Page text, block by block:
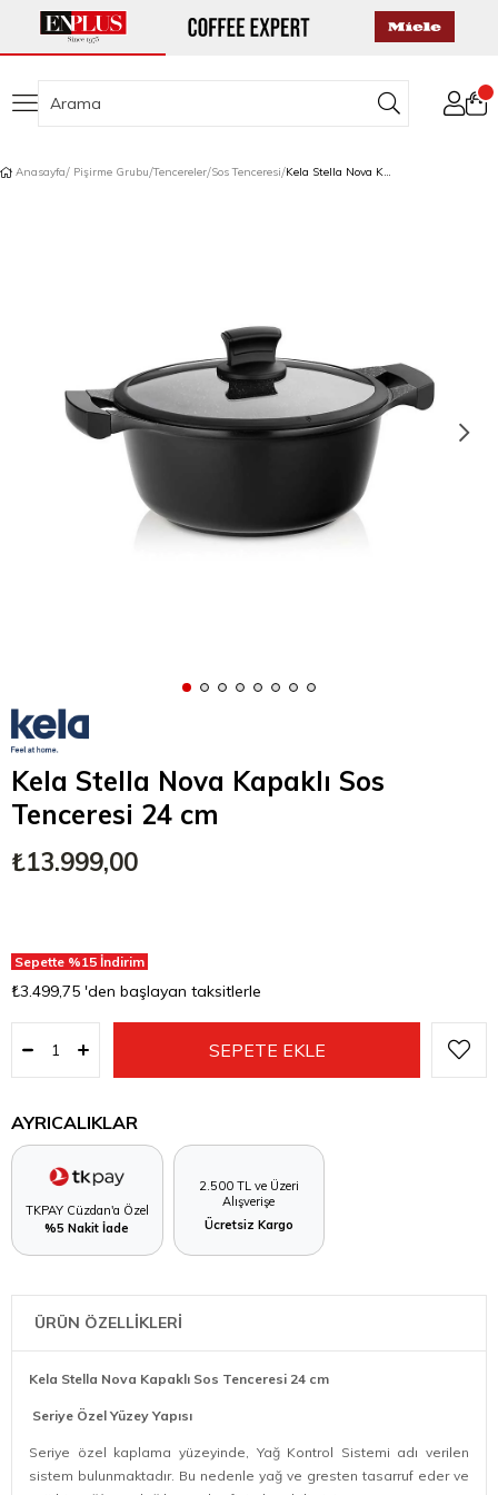
Anasayfa Pişirme Grubu Tencereler Sos Tenceresi Kela Stella Nova Kapaklı Sos Tenceresi 24 cm
Kela Stella Nova Kapaklı Sos
Tenceresi 24 cm
₺13.999,00
Sepette %15 İndirim
₺3.499,75 'den başlayan taksitlerle
AYRICALIKLAR
TKPAY Cüzdan'a Özel
%5 Nakit İade
2.500 TL ve Üzeri
Alışverişe
Ücretsiz Kargo
ÜRÜN ÖZELLİKLERİ
Kela Stella Nova Kapaklı Sos Tenceresi 24 cm
Seriye Özel Yüzey Yapısı
Seriye özel kaplama yüzeyinde, Yağ Kontrol Sistemi adı verilen
sistem bulunmaktadır. Bu nedenle yağ ve gresten tasarruf eder ve